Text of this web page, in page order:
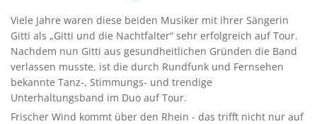
Viele Jahre waren diese beiden Musiker mit ihrer Sängerin
Gitti als „Gitti und die Nachtfalter“ sehr erfolgreich auf Tour.
Nachdem nun Gitti aus gesundheitlichen Gründen die Band
verlassen musste, ist die durch Rundfunk und Fernsehen
bekannte Tanz-, Stimmungs- und trendige
Unterhaltungsband im Duo auf Tour.
Frischer Wind kommt über den Rhein - das trifft nicht nur auf